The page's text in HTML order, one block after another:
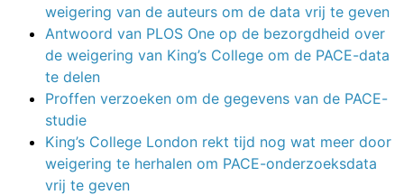
weigering van de auteurs om de data vrij te geven
Antwoord van PLOS One op de bezorgdheid over
de weigering van King’s College om de PACE-data
te delen
Proffen verzoeken om de gegevens van de PACE-
studie
King’s College London rekt tijd nog wat meer door
weigering te herhalen om PACE-onderzoeksdata
vrij te geven